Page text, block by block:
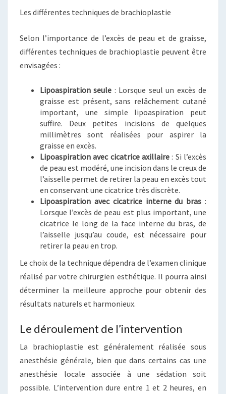
Les différentes techniques de brachioplastie
Selon l’importance de l’excès de peau et de graisse,
différentes techniques de brachioplastie peuvent être
envisagées :
Lipoaspiration seule : Lorsque seul un excès de
graisse est présent, sans relâchement cutané
important, une simple lipoaspiration peut
suffire. Deux petites incisions de quelques
millimètres sont réalisées pour aspirer la
graisse en excès.
Lipoaspiration avec cicatrice axillaire : Si l’excès
de peau est modéré, une incision dans le creux de
l’aisselle permet de retirer la peau en excès tout
en conservant une cicatrice très discrète.
Lipoaspiration avec cicatrice interne du bras :
Lorsque l’excès de peau est plus important, une
cicatrice le long de la face interne du bras, de
l’aisselle jusqu’au coude, est nécessaire pour
retirer la peau en trop.
Le choix de la technique dépendra de l’examen clinique
réalisé par votre chirurgien esthétique. Il pourra ainsi
déterminer la meilleure approche pour obtenir des
résultats naturels et harmonieux.
Le déroulement de l’intervention
La brachioplastie est généralement réalisée sous
anesthésie générale, bien que dans certains cas une
anesthésie locale associée à une sédation soit
possible. L’intervention dure entre 1 et 2 heures, en